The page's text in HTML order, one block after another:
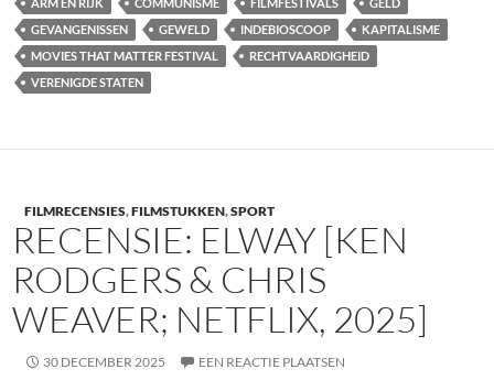
ARM EN RIJK COMMUNISME FILMFESTIVALS
GELD
GEVANGENISSEN
GEWELD INDEBIOSCOOP
KAPITALISME
MOVIES THAT MATTER FESTIVAL
RECHTVAARDIGHEID
VERENIGDE STATEN
FILMRECENSIES,FILMSTUKKEN,SPORT
RECENSIE: ELWAY [KEN
RODGERS & CHRIS
WEAVER; NETFLIX, 2025]
30 DECEMBER 2025 EEN REACTIE PLAATSEN